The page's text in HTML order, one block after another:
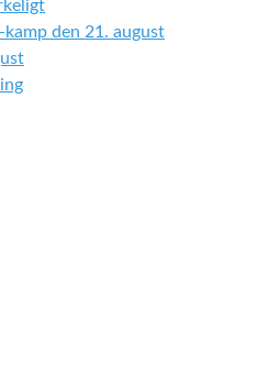
den 21. august